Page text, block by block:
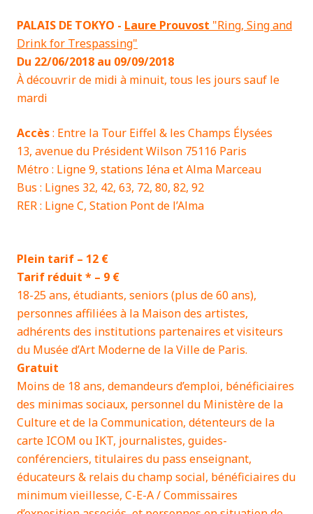
PALAIS DE TOKYO - Laure Prouvost "Ring, Sing and
Drink for Trespassing"
Du 22/06/2018 au 09/09/2018
Àdécouvrir de midi à minuit, tous les jours sauf le
mardi
Accès: Entre la Tour Eiffel & les Champs Élysées
13, avenue du Président Wilson 75116 Paris
Métro : Ligne 9, stations Iéna et Alma Marceau
Bus : Lignes 32, 42, 63, 72, 80, 82, 92
RER : Ligne C, Station Pont de l’Alma
Plein tarif – 12 €
Tarif réduit * – 9 €
18-25 ans, étudiants, seniors (plus de 60 ans),
personnes affiliées à la Maison des artistes,
adhérents des institutions partenaires et visiteurs
du Musée d’Art Moderne de la Ville de Paris.
Gratuit
Moins de 18 ans, demandeurs d’emploi, bénéficiaires
des minimas sociaux, personnel du Ministère de la
Culture et de la Communication, détenteurs de la
carte ICOM ou IKT, journalistes, guides-
conférenciers, titulaires du pass enseignant,
éducateurs & relais du champ social, bénéficiaires du
minimum vieillesse, C-E-A / Commissaires